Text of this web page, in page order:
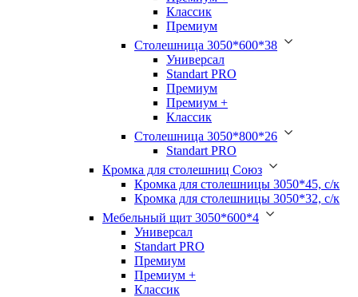
Классик
Премиум
Столешница 3050*600*38
Универсал
Standart PRO
Премиум
Премиум +
Классик
Столешница 3050*800*26
Standart PRO
Кромка для столешниц Союз
Кромка для столешницы 3050*45, с/к
Кромка для столешницы 3050*32, с/к
Мебельный щит 3050*600*4
Универсал
Standart PRO
Премиум
Премиум +
Классик